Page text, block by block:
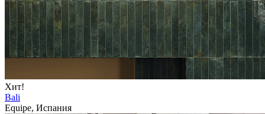
Хит!
Bali
Equipe, Испания